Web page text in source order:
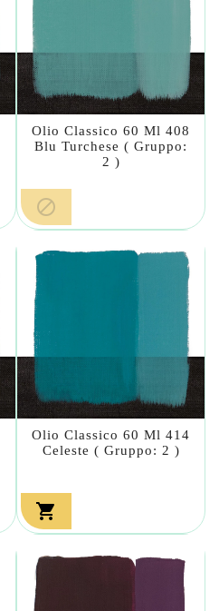
Olio Classico 60 Ml 408
Blu Turchese ( Gruppo:
2 )

Olio Classico 60 Ml 414
Celeste ( Gruppo: 2 )
